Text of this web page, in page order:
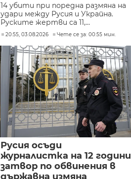
14 убити при поредна размяна на
удари между Русия и Украйна.
Руските жертви са 11,...
20:55, 03.08.2026 Чете се за: 00:55 мин.
Русия осъди
журналистка на 12 години
затвор по обвинения в
държавна измяна